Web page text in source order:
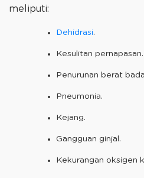
meliputi:
Dehidrasi.
Kesulitan pernapasan.
Penurunan berat
Pneumonia.
Kejang.
Gangguan ginjal.
Kekurangan oksigen